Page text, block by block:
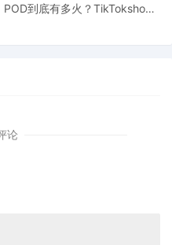
POD到底有多火？TikTokshop
论